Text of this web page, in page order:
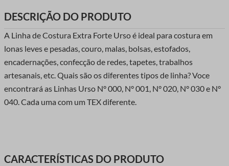
DESCRIÇÃO DO PRODUTO
A Linha de Costura Extra Forte Urso é ideal para costura em
lonas leves e pesadas, couro, malas, bolsas, estofados,
encadernações, confecção de redes, tapetes, trabalhos
artesanais, etc. Quais são os diferentes tipos de linha? Voce
encontrará as Linhas Urso N° 000, N° 001, N° 020, N° 030 e N°
040. Cada uma com um TEX diferente.
CARACTERÍSTICAS DO PRODUTO